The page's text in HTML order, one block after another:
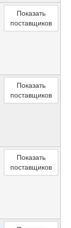
Показать
поставщиков
Показать
поставщиков
Показать
поставщиков